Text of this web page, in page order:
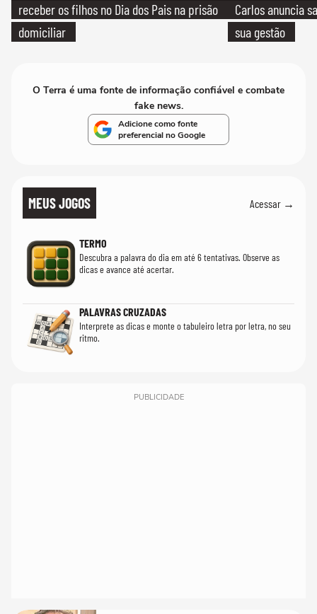
receber os filhos no Dia dos Pais na prisão
domiciliar
Carlos anuncia
sua gestão
O Terra é uma fonte de informação confiável e combate
fake news.
Adicione como fonte
preferencial no Google
MEUS JOGOS Acessar →
TERMO
Descubra a palavra do dia em até 6 tentativas. Observe as
dicas e avance até acertar.
PALAVRAS CRUZADAS
Interprete as dicas e monte o tabuleiro letra por letra, no seu
ritmo.
PUBLICIDADE